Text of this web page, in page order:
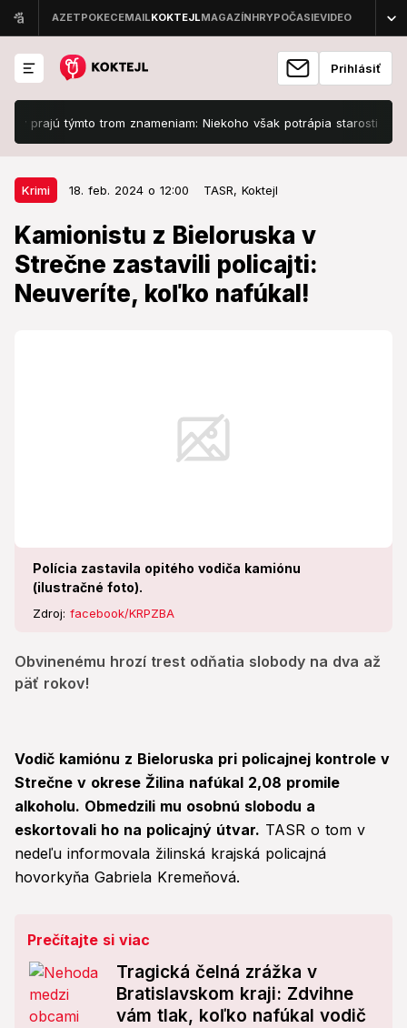
Prihlásiť
týmto trom znameniam: Niekoho však potrápia starosti s dôverou
Krimi 18. feb. 2024 o 12:00 TASR, Koktejl
Kamionistu z Bieloruska v
Strečne zastavili policajti:
Neuveríte, koľko nafúkal!
Polícia zastavila opitého vodiča kamiónu
(ilustračné foto).
Zdroj: facebook/KRPZBA
Obvinenému hrozí trest odňatia slobody na dva až
päť rokov!
Krimi 18. feb. 2024 o 12:00
Kamionistu z Bieloruska v Strečne
zastavili policajti: Neuveríte,
koľko nafúkal!
Vodič kamiónu z Bieloruska pri policajnej kontrole v
Strečne v okrese Žilina nafúkal 2,08 promile
alkoholu. Obmedzili mu osobnú slobodu a
eskortovali ho na policajný útvar. TASR o tom v
nedeľu informovala žilinská krajská policajná
hovorkyňa Gabriela Kremeňová.
Prečítajte si viac
Tragická čelná zrážka v
Bratislavskom kraji: Zdvihne
vám tlak, koľko nafúkal vodič